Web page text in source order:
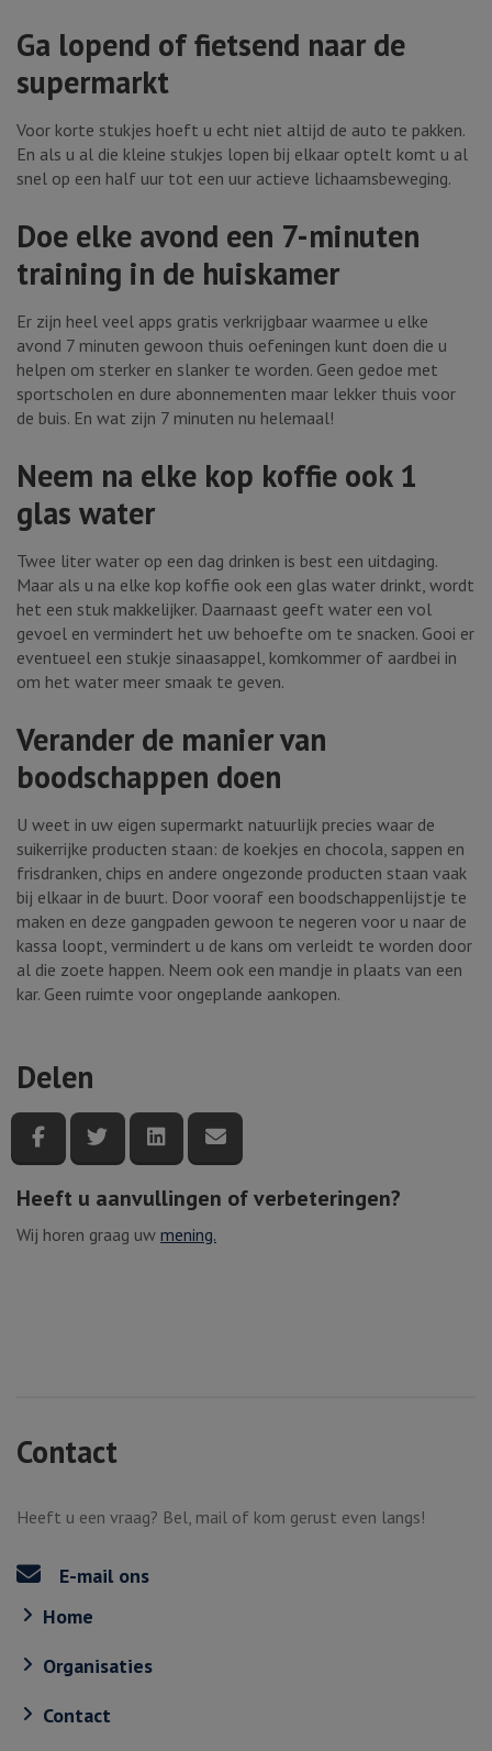
Ga lopend of fietsend naar de
supermarkt
Voor korte stukjes hoeft u echt niet altijd de auto te pakken.
En als u al die kleine stukjes lopen bij elkaar optelt komt u al
snel op een half uur tot een uur actieve lichaamsbeweging.
Doe elke avond een 7-minuten
training in de huiskamer
Er zijn heel veel apps gratis verkrijgbaar waarmee u elke
avond 7 minuten gewoon thuis oefeningen kunt doen die u
helpen om sterker en slanker te worden. Geen gedoe met
sportscholen en dure abonnementen maar lekker thuis voor
de buis. En wat zijn 7 minuten nu helemaal!
Neem na elke kop koffie ook 1
glas water
Twee liter water op een dag drinken is best een uitdaging.
Maar als u na elke kop koffie ook een glas water drinkt, wordt
het een stuk makkelijker. Daarnaast geeft water een vol
gevoel en vermindert het uw behoefte om te snacken. Gooi er
eventueel een stukje sinaasappel, komkommer of aardbei in
om het water meer smaak te geven.
Verander de manier van
boodschappen doen
U weet in uw eigen supermarkt natuurlijk precies waar de
suikerrijke producten staan: de koekjes en chocola, sappen en
frisdranken, chips en andere ongezonde producten staan vaak
bij elkaar in de buurt. Door vooraf een boodschappenlijstje te
maken en deze gangpaden gewoon te negeren voor u naar de
kassa loopt, vermindert u de kans om verleidt te worden door
al die zoete happen. Neem ook een mandje in plaats van een
kar. Geen ruimte voor ongeplande aankopen.
Delen
Deel deze pagina via Facebook
Deel deze pagina via Twitter
Deel deze pagina via LinkedIn
Heeft u aanvullingen of verbeteringen?
Wij horen graag uw mening.
Contact
Heeft u een vraag? Bel, mail of kom gerust even langs!
E-mail ons
Home
Organisaties
Contact